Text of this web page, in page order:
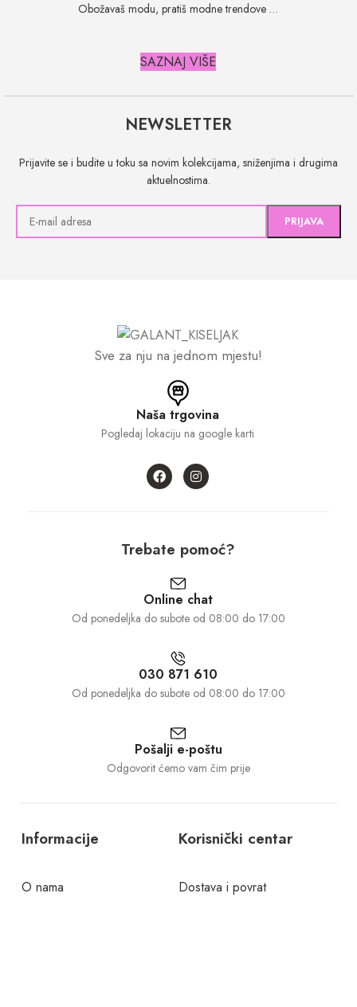
Obožavaš modu, pratiš modne trendove …
SAZNAJ VIŠE
NEWSLETTER
Prijavite se i budite u toku sa novim kolekcijama, sniženjima i drugima
aktuelnostima.
Sve za nju na jednom mjestu!
Naša trgovina
Pogledaj lokaciju na google karti
Trebate pomoć?
Online chat
Od ponedeljka do subote od 08:00 do 17:00
030 871 610
Od ponedeljka do subote od 08:00 do 17:00
Pošalji e-poštu
Odgovorit ćemo vam čim prije
Informacije
O nama
Korisnički centar
Dostava i povrat